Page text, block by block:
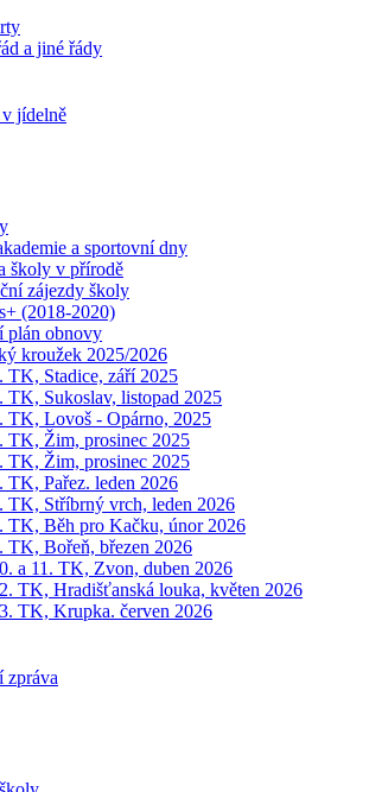
a jiné řády
jídelně
a sportovní dny
školy v přírodě
zájezdy školy
(2018-2020)
plán obnovy
kroužek 2025/2026
TK, Stadice, září 2025
TK, Sukoslav, listopad 2025
TK, Lovoš - Opárno, 2025
TK, Žim, prosinec 2025
TK, Žim, prosinec 2025
TK, Pařez. leden 2026
TK, Stříbrný vrch, leden 2026
TK, Běh pro Kačku, únor 2026
TK, Bořeň, březen 2026
a 11. TK, Zvon, duben 2026
TK, Hradišťanská louka, květen 2026
TK, Krupka. červen 2026
zpráva